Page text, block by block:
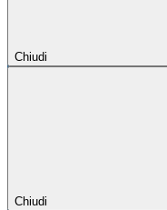
Chiudi
Chiudi